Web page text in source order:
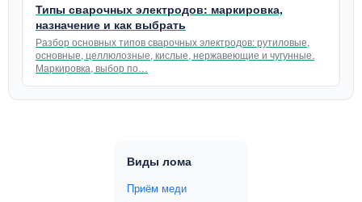
Типы сварочных электродов: маркировка,
назначение и как выбрать
Разбор основных типов сварочных электродов: рутиловые,
основные, целлюлозные, кислые, нержавеющие и чугунные.
Маркировка, выбор по…
Виды лома
Приём меди